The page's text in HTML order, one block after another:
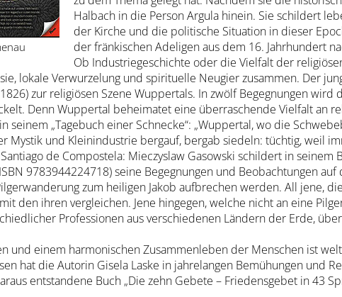
Halbach in die Person Argula hinein. Sie schildert
der Kirche und die politische Situation in dieser
der fränkischen Adeligen aus dem 16. Jahrhundert
Ob Industriegeschichte oder die Vielfalt der
lokale Verwurzelung und spirituelle Neugier zusammen. Der
zur religiösen Szene Wuppertals. In zwölf Begegnungen
Denn Wuppertal beheimatet eine überraschende Vielfalt an
seinem „Tagebuch einer Schnecke“: „Wuppertal, wo die
Mystik und Kleinindustrie bergauf, bergab siedeln: tüchtig, weil
de Compostela: Mieczyslaw Gasowski schildert in seinem
9783944224718) seine Begegnungen und Beobachtungen
zum heiligen Jakob aufbrechen werden. All jene,
den ihren vergleichen. Jene hingegen, welche nicht an eine
Professionen aus verschiedenen Ländern der Erde,
und einem harmonischen Zusammenleben der Menschen ist
hat die Autorin Gisela Laske in jahrelangen Bemühungen und
entstandene Buch „Die zehn Gebete – Friedensgebet in 43